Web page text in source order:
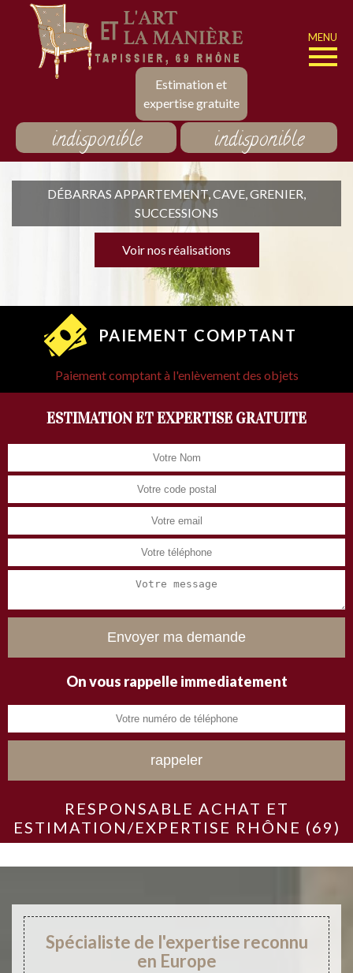
Estimation et
expertise gratuite
MENU
indisponible indisponible
DÉBARRAS APPARTEMENT, CAVE, GRENIER,
SUCCESSIONS
Voir nos réalisations
PAIEMENT COMPTANT
Paiement comptant à l'enlèvement des objets
ESTIMATION ET EXPERTISE GRATUITE
On vous rappelle immediatement
RESPONSABLE ACHAT ET
ESTIMATION/EXPERTISE RHÔNE (69)
Spécialiste de l'expertise reconnu
en Europe